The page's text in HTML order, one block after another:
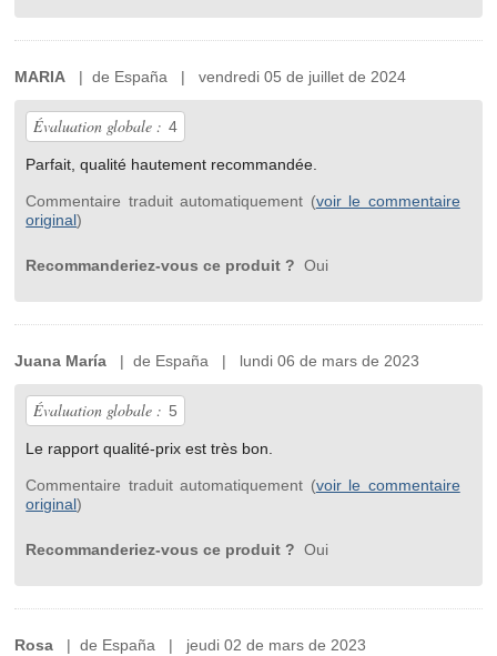
MARIA | de España | vendredi 05 de juillet de 2024
Évaluation globale : 4
Parfait, qualité hautement recommandée.
Commentaire traduit automatiquement (voir le commentaire
original)
Recommanderiez-vous ce produit ? Oui
Juana María | de España | lundi 06 de mars de 2023
Évaluation globale : 5
Le rapport qualité-prix est très bon.
Commentaire traduit automatiquement (voir le commentaire
original)
Recommanderiez-vous ce produit ? Oui
Rosa | de España | jeudi 02 de mars de 2023